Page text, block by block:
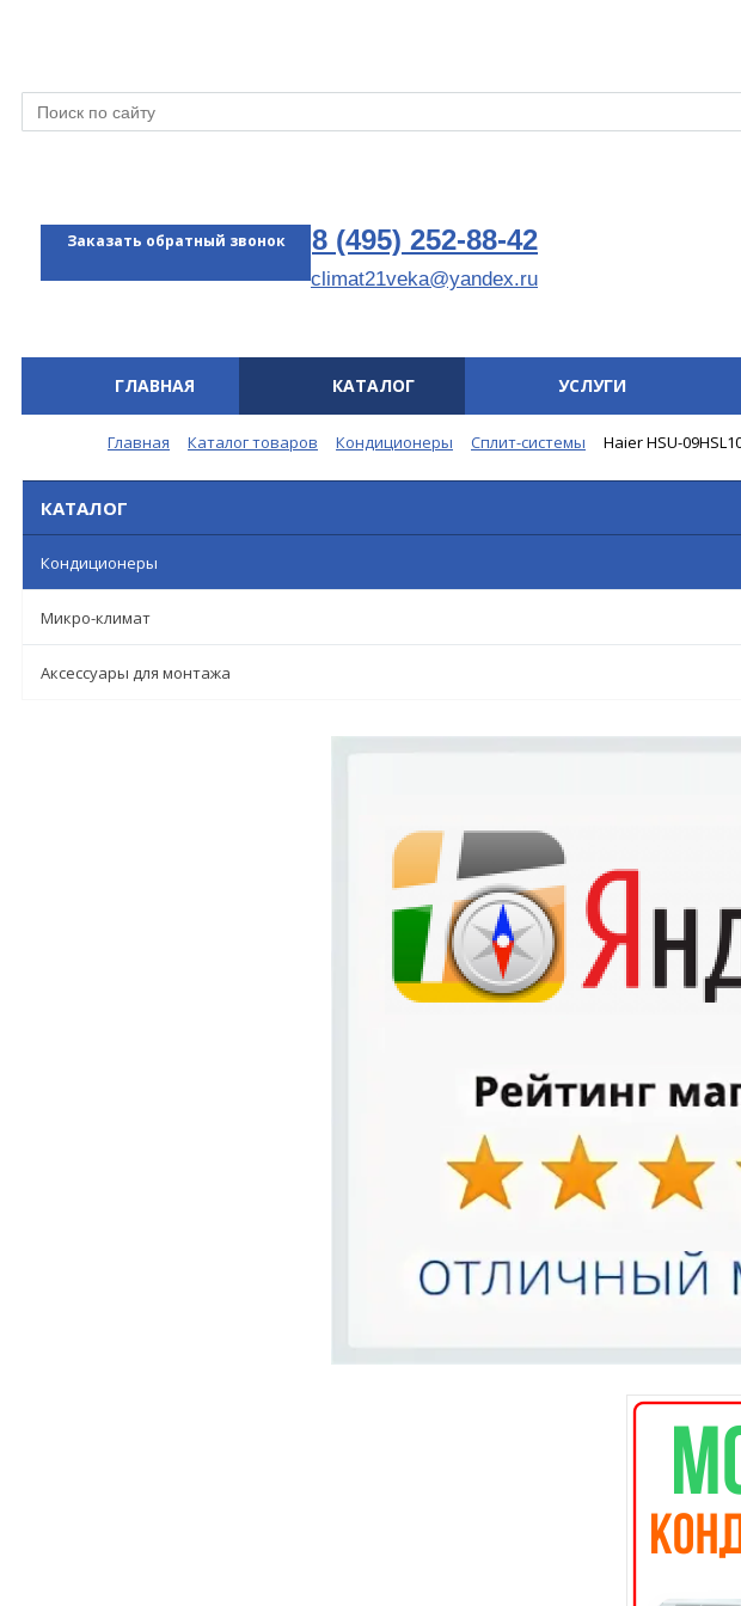
8 (495) 252-88-42
climat21veka@yandex.ru
Заказать обратный звонок
ГЛАВНАЯ КАТАЛОГ УСЛУГИ
Главная Каталог товаров Кондиционеры Сплит-системы Haier HSU-
КАТАЛОГ
Кондиционеры
Микро-климат
Аксессуары для монтажа